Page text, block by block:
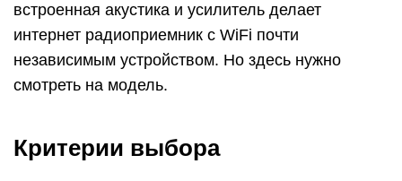
встроенная акустика и усилитель делает
интернет радиоприемник с WiFi почти
независимым устройством. Но здесь нужно
смотреть на модель.
Критерии выбора